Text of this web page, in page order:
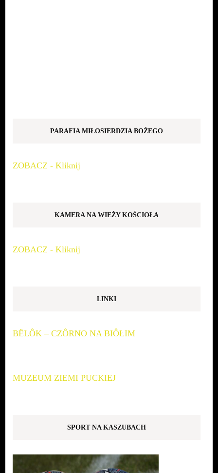
PARAFIA MIŁOSIERDZIA BOŻEGO
ZOBACZ - Kliknij
KAMERA NA WIEŻY KOŚCIOŁA
ZOBACZ - Kliknij
LINKI
BËLÔK – CZÔRNO NA BIÔŁIM
MUZEUM ZIEMI PUCKIEJ
SPORT NA KASZUBACH